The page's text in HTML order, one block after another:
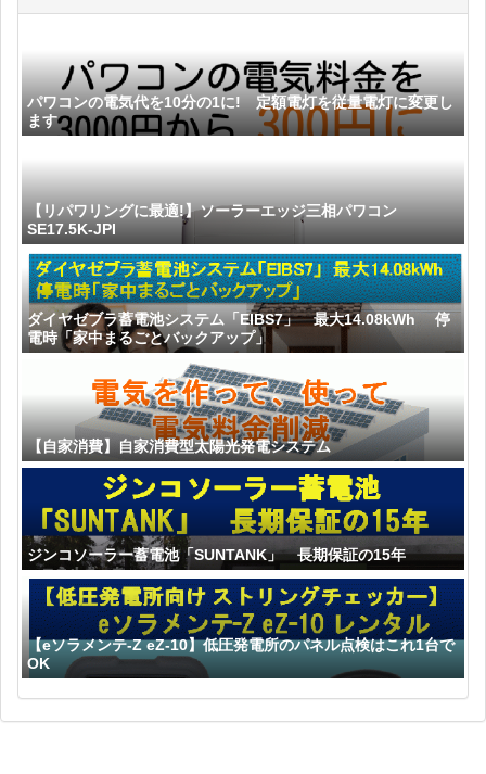
パワコンの電気代を10分の1に! 定額電灯を従量電灯に変更し
ます
【リパワリングに最適!】ソーラーエッジ三相パワコン
SE17.5K-JPI
ダイヤゼブラ蓄電池システム「EIBS7」 最大14.08kWh 停
電時「家中まるごとバックアップ」
【自家消費】自家消費型太陽光発電システム
ジンコソーラー蓄電池「SUNTANK」 長期保証の15年
【eソラメンテ-Z eZ-10】低圧発電所のパネル点検はこれ1台で
OK